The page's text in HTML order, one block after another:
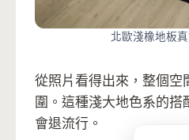
北歐淺橡地板
從照片看得出來，整個空
圍。這種淺大地色系的搭
會退流行。